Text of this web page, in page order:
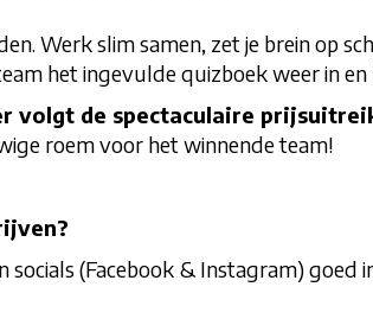
Werk slim samen, zet je brein op
het ingevulde quizboek weer in
volgt de spectaculaire
roem voor het winnende team!
(Facebook & Instagram) goed